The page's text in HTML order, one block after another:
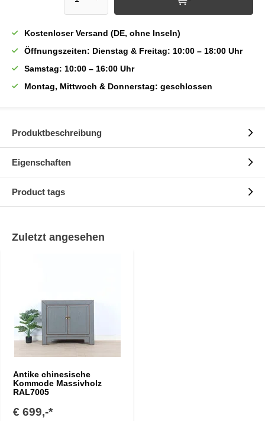
Kostenloser Versand (DE, ohne Inseln)
Öffnungszeiten: Dienstag & Freitag: 10:00 – 18:00 Uhr
Samstag: 10:00 – 16:00 Uhr
Montag, Mittwoch & Donnerstag: geschlossen
Produktbeschreibung
Eigenschaften
Product tags
Zuletzt angesehen
Antike chinesische
Kommode Massivholz
RAL7005
€ 699,-*